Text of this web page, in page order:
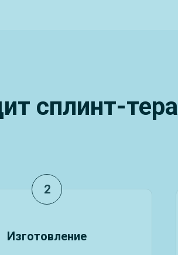
сплинт-
Изготовление